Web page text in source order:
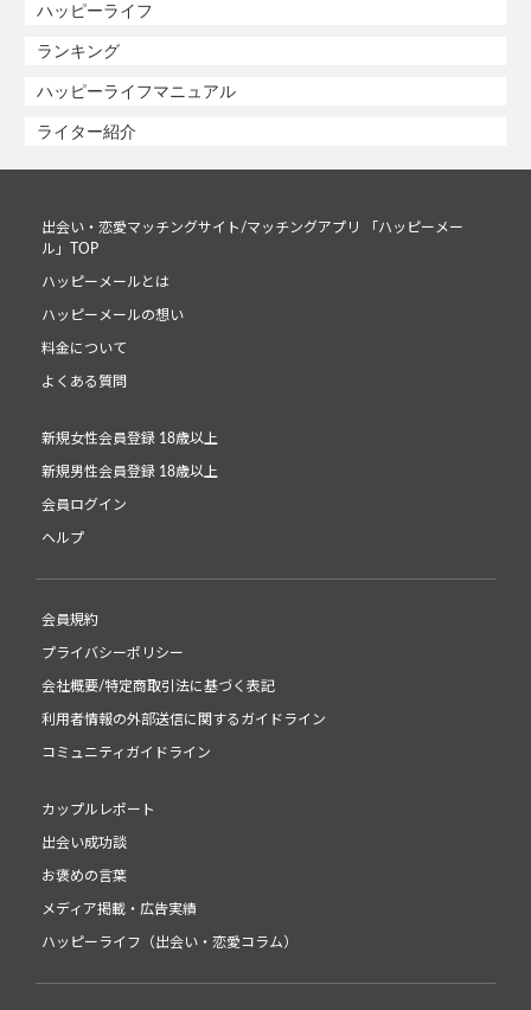
ハッピーライフ
ランキング
ハッピーライフマニュアル
ライター紹介
出会い・恋愛マッチングサイト/マッチングアプリ 「ハッピーメー
ル」TOP
ハッピーメールとは
ハッピーメールの想い
料金について
よくある質問
新規女性会員登録 18歳以上
新規男性会員登録 18歳以上
会員ログイン
ヘルプ
会員規約
プライバシーポリシー
会社概要/特定商取引法に基づく表記
利用者情報の外部送信に関するガイドライン
コミュニティガイドライン
カップルレポート
出会い成功談
お褒めの言葉
メディア掲載・広告実績
ハッピーライフ（出会い・恋愛コラム）